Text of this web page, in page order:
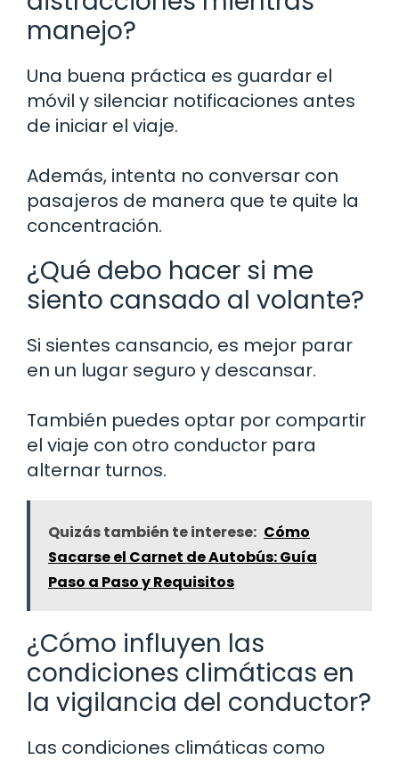
manejo?
Una buena práctica es guardar el
móvil y silenciar notificaciones antes
de iniciar el viaje.
Además, intenta no conversar con
pasajeros de manera que te quite la
concentración.
¿Qué debo hacer si me
siento cansado al volante?
Si sientes cansancio, es mejor parar
en un lugar seguro y descansar.
También puedes optar por compartir
el viaje con otro conductor para
alternar turnos.
Quizás también te interese: Cómo
Sacarse el Carnet de Autobús: Guía
Paso a Paso y Requisitos
¿Cómo influyen las
condiciones climáticas en
la vigilancia del conductor?
Las condiciones climáticas como